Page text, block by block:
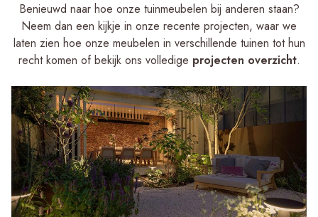
Benieuwd naar hoe onze tuinmeubelen bij anderen staan?
Neem dan een kijkje in onze recente projecten, waar we
laten zien hoe onze meubelen in verschillende tuinen tot hun
recht komen of bekijk ons volledige projecten overzicht.